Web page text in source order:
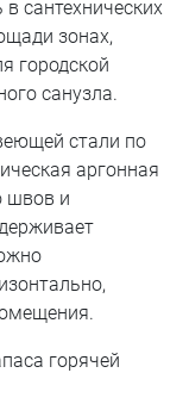
сантехнических
зонах,
городской
санузла.
стали по
аргонная
швов и
горячей